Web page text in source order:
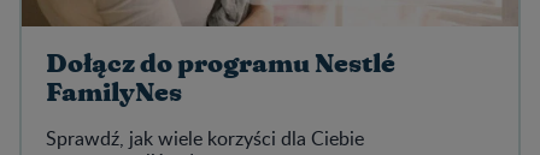
Dołącz do programu Nestlé
FamilyNes
Sprawdź, jak wiele korzyści dla Ciebie